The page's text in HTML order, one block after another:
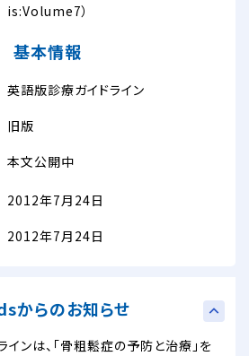
is:Volume7）
基本情報
英語版診療ガイドライン
旧版
本文公開中
2012年7月24日
2012年7月24日
からのお知らせ
ンは、「骨粗鬆症の予防と治療」を